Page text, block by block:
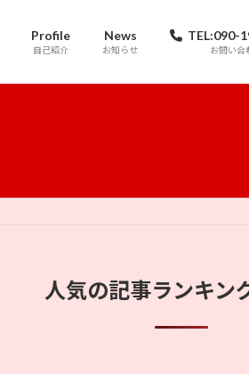
Profile
自己紹介
News
お知らせ
TEL:090-
お問い合
人気の記事ランキン